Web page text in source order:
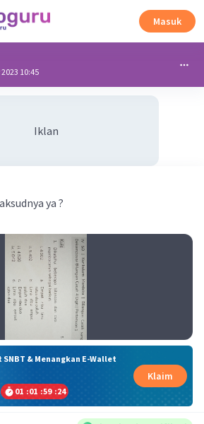
Masuk
10:45
Iklan
ya ?
& Menangkan E-Wallet
01 :01 :59 :24
Klaim